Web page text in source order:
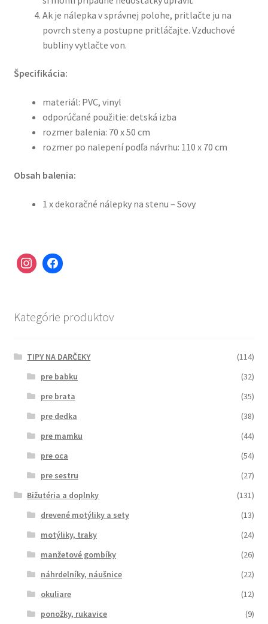
Ak je nálepka v správnej polohe, pritlačte ju na
povrch steny a postupne pritláčajte. Vzduchové
bubliny vytlačte von.
Špecifikácia:
materiál: PVC, vinyl
odporúčané použitie: detská izba
rozmer balenia: 70 x 50 cm
rozmer po nalepení podľa návrhu: 110 x 70 cm
Obsah balenia:
1 x dekoračné nálepky na stenu – Sovy
Kategórie produktov
TIPY NA DARČEKY
(114)
pre babku
(32)
pre brata
(35)
pre dedka
(38)
pre mamku
(44)
pre oca
(54)
pre sestru
(27)
Bižutéria a doplnky
(131)
drevené motýliky a sety
(13)
motýliky, traky
(24)
manžetové gombíky
(26)
náhrdelníky, náušnice
(22)
okuliare
(12)
ponožky, rukavice
(9)